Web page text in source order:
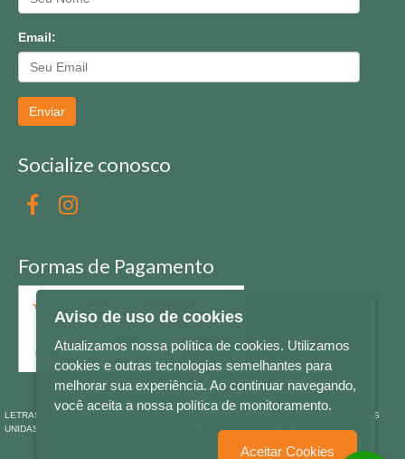
Email:
Enviar
Socialize conosco
Formas de Pagamento
LETRAS & CIA - CNPJ n° 88.587.548/0001-20 - Térreo Bourbon Shopping - AV. NAÇÕES
UNIDAS , 2001 - Lojas 1064/1065 - RIO BRANCO - - NOVO HAMBURGO - RS
Aviso de uso de cookies
Atualizamos nossa política de cookies. Utilizamos
cookies e outras tecnologias semelhantes para
melhorar sua experiência. Ao continuar navegando,
você aceita a nossa política de monitoramento.
Aceitar Cookies